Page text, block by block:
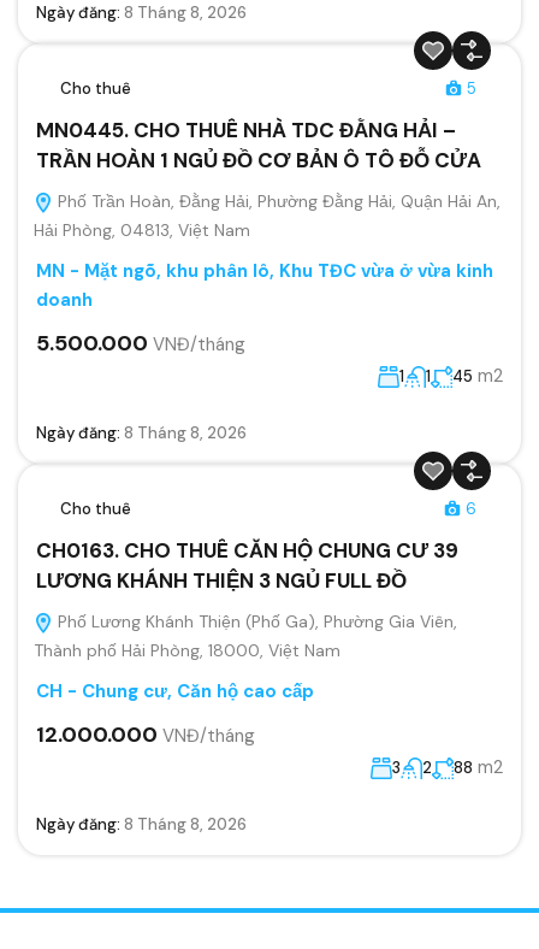
Ngày đăng: 8 Tháng 8, 2026
Cho thuê 5
MN0445. CHO THUÊ NHÀ TDC ĐẰNG HẢI –
TRẦN HOÀN 1 NGỦ ĐỒ CƠ BẢN Ô TÔ ĐỖ CỬA
Phố Trần Hoàn, Đằng Hải, Phường Đằng Hải, Quận Hải An,
Hải Phòng, 04813, Việt Nam
MN - Mặt ngõ, khu phân lô, Khu TĐC vừa ở vừa kinh
doanh
5.500.000 VNĐ/tháng
1 1 45 m2
Ngày đăng: 8 Tháng 8, 2026
Cho thuê 6
CH0163. CHO THUÊ CĂN HỘ CHUNG CƯ 39
LƯƠNG KHÁNH THIỆN 3 NGỦ FULL ĐỒ
Phố Lương Khánh Thiện (Phố Ga), Phường Gia Viên,
Thành phố Hải Phòng, 18000, Việt Nam
CH - Chung cư, Căn hộ cao cấp
12.000.000 VNĐ/tháng
3 2 88 m2
Ngày đăng: 8 Tháng 8, 2026